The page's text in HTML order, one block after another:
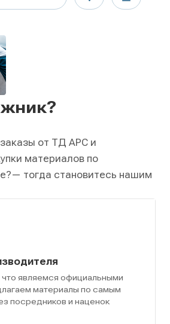
от ТД АРС и
материалов по
— тогда становитесь нашим
что являемся официальными
материалы по самым
посредников и наценок